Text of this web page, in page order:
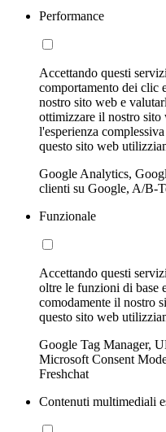
Performance
Accettando questi
comportamento dei clic
nostro sito web e
ottimizzare il nostro sito
l'esperienza
questo sito web
Google Analytics,
clienti su Google, A/B-
Funzionale
Accettando questi
oltre le funzioni di base
comodamente il nostro
questo sito web
Google Tag Manager,
Microsoft Consent
Freshchat
Contenuti multimediali